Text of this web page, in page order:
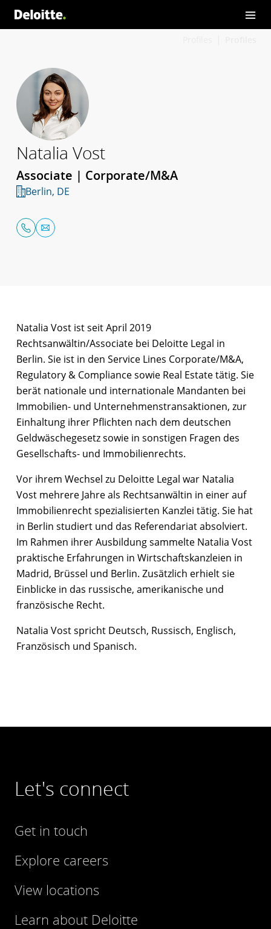
Natalia Vost
Associate | Corporate/M&A
Berlin, DE
Natalia Vost ist seit April 2019
Rechtsanwältin/Associate bei Deloitte Legal in
Berlin. Sie ist in den Service Lines Corporate/M&A,
Regulatory & Compliance sowie Real Estate tätig. Sie
berät nationale und internationale Mandanten bei
Immobilien- und Unternehmenstransaktionen, zur
Einhaltung ihrer Pflichten nach dem deutschen
Geldwäschegesetz sowie in sonstigen Fragen des
Gesellschafts- und Immobilienrechts.
Vor ihrem Wechsel zu Deloitte Legal war Natalia
Vost mehrere Jahre als Rechtsanwältin in einer auf
Immobilienrecht spezialisierten Kanzlei tätig. Sie hat
in Berlin studiert und das Referendariat absolviert.
Im Rahmen ihrer Ausbildung sammelte Natalia Vost
praktische Erfahrungen in Wirtschaftskanzleien in
Madrid, Brüssel und Berlin. Zusätzlich erhielt sie
Einblicke in das russische, amerikanische und
französische Recht.
Natalia Vost spricht Deutsch, Russisch, Englisch,
Französisch und Spanisch.
Let's connect
Get in touch
Explore careers
View locations
Learn about Deloitte